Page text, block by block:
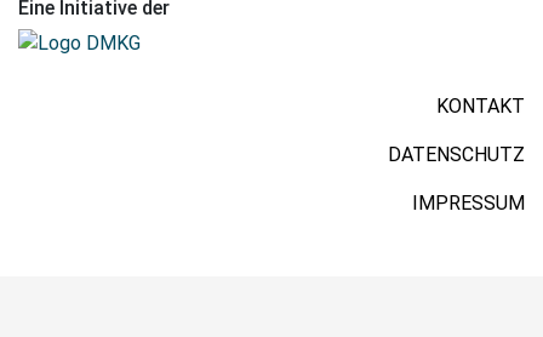
Eine Initiative der
KONTAKT
DATENSCHUTZ
IMPRESSUM